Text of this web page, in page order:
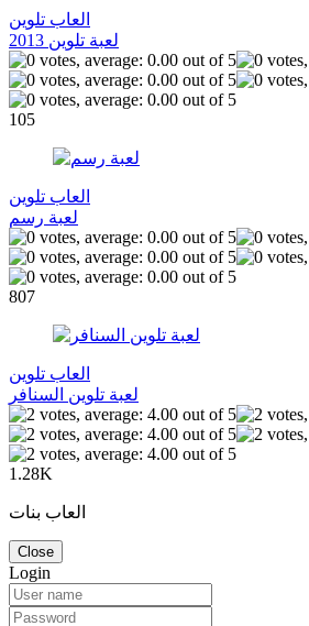
العاب تلوين
لعبة تلوين 2013
105
العاب تلوين
لعبة رسم
807
العاب تلوين
لعبة تلوين السنافر
1.28K
العاب بنات
Close
Login